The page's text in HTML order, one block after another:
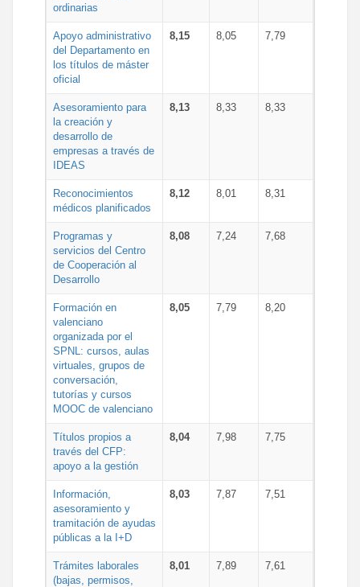
ordinarias
Apoyo administrativo
del Departamento en
los títulos de máster
oficial
8,15 8,05 7,79
Asesoramiento para
la creación y
desarrollo de
empresas a través de
IDEAS
8,13 8,33 8,33
Reconocimientos
médicos planificados
8,12 8,01 8,31
Programas y
servicios del Centro
de Cooperación al
Desarrollo
8,08 7,24 7,68
Formación en
valenciano
organizada por el
SPNL: cursos, aulas
virtuales, grupos de
conversación,
tutorías y cursos
MOOC de valenciano
8,05 7,79 8,20
Títulos propios a
través del CFP:
apoyo a la gestión
8,04 7,98 7,75
Información,
asesoramiento y
tramitación de ayudas
públicas a la I+D
8,03 7,87 7,51
Trámites laborales
(bajas, permisos,
8,01 7,89 7,61